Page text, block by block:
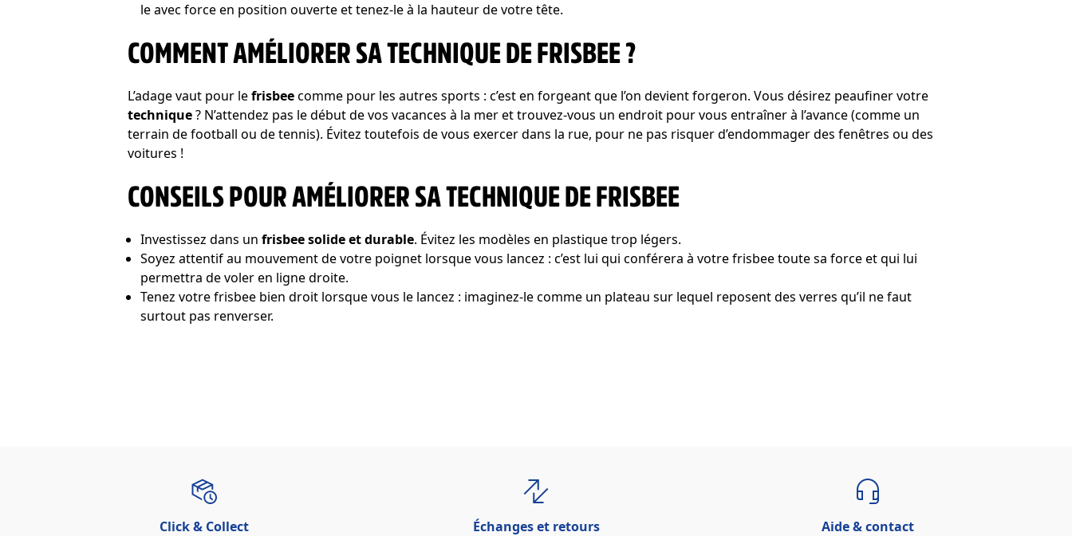
le avec force en position ouverte et tenez-le à la hauteur de votre tête.
COMMENT AMÉLIORER SA TECHNIQUE DE FRISBEE ?
L’adage vaut pour lefrisbeecomme pour les autres sports : c’est en forgeant que l’on devient forgeron. Vous désirez peaufiner votre
technique? N’attendez pas le début de vos vacances à la mer et trouvez-vous un endroit pour vous entraîner à l’avance (comme un
terrain de football ou de tennis). Évitez toutefois de vous exercer dans la rue, pour ne pas risquer d’endommager des fenêtres ou des
voitures !
CONSEILS POUR AMÉLIORER SA TECHNIQUE DE FRISBEE
Investissez dans un frisbee solide et durable. Évitez les modèles en plastique trop légers.
Soyez attentif au mouvement de votre poignet lorsque vous lancez : c’est lui qui conférera à votre frisbee toute sa force et qui lui
permettra de voler en ligne droite.
Tenez votre frisbee bien droit lorsque vous le lancez : imaginez-le comme un plateau sur lequel reposent des verres qu’il ne faut
surtout pas renverser.
Click & Collect Échanges et retours Aide & contact